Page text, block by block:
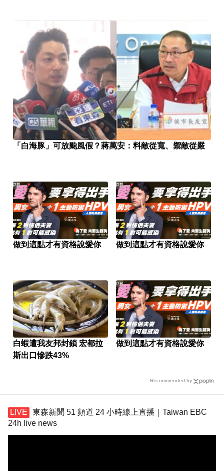
「白海豚」可放颱風假？蔣萬安：料敵從寬、禦敵從嚴
做到這點才有資格說愛你
PR
做到這點才有資格說愛你
PR
白蝦遭我友邦封鎖 宏都拉
斯出口慘跌43%
做到這點才有資格說愛你
PR
Recommended by
東森新聞 51 頻道 24 小時線上直播｜Taiwan EBC
24h live news